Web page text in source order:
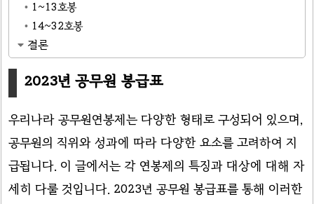
1~13호봉
14~32호봉
결론
2023년 공무원 봉급표
우리나라 공무원연봉제는 다양한 형태로 구성되어 있으며,
공무원의 직위와 성과에 따라 다양한 요소를 고려하여 지
급됩니다. 이 글에서는 각 연봉제의 특징과 대상에 대해 자
세히 다룰 것입니다. 2023년 공무원 봉급표를 통해 이러한